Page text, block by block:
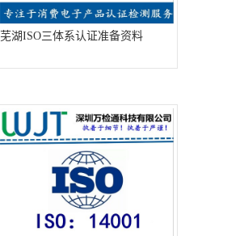
芜湖ISO三体系认证准备资料